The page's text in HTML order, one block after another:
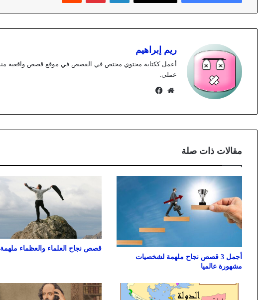
ريم إبراهيم
عملي.
موقع
مقالات ذات صلة
أجمل 3 قصص نجاح ملهمة لشخصيات
مشهورة عالميا
قصص نجاح العلماء والعظماء ملهمة